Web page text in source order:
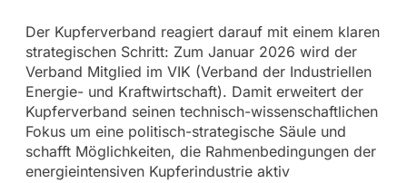
Der Kupferverband reagiert darauf mit einem klaren
strategischen Schritt: Zum Januar 2026 wird der
Verband Mitglied im VIK (Verband der Industriellen
Energie- und Kraftwirtschaft). Damit erweitert der
Kupferverband seinen technisch-wissenschaftlichen
Fokus um eine politisch-strategische Säule und
schafft Möglichkeiten, die Rahmenbedingungen der
energieintensiven Kupferindustrie aktiv